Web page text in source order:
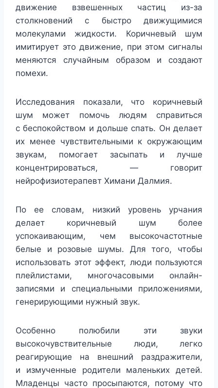
движение взвешенных частиц из-за
столкновений с быстро движущимися
молекулами жидкости. Коричневый шум
имитирует это движение, при этом сигналы
меняются случайным образом и создают
помехи.
Исследования показали, что коричневый
шум может помочь людям справиться
с беспокойством и дольше спать. Он делает
их менее чувствительными к окружающим
звукам, помогает засыпать и лучше
концентрироваться, — говорит
нейрофизиотерапевт Химани Далмия.
По ее словам, низкий уровень урчания
делает коричневый шум более
успокаивающим, чем высокочастотные
белые и розовые шумы. Для того, чтобы
использовать этот эффект, люди пользуются
плейлистами, многочасовыми онлайн-
записями и специальными приложениями,
генерирующими нужный звук.
Особенно полюбили эти звуки
высокочувствительные люди, легко
реагирующие на внешний раздражители,
и измученные родители маленьких детей.
Младенцы часто просыпаются, потому что